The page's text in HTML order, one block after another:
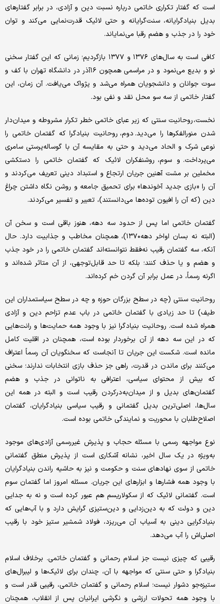
است که گفتار تکراری خاتمی درباره نسبت دین و آزادی، در برابر گفتارهای
بدیل بنیادگرایانه، سنت‌گرایانه و حتی لائیک قدرت‌نمایی می‌کند و توان
خود را در جذب و هضم رقبا می‌نمایاند.
کافی است به سال‌های ۱۳۷۶ و ۱۳۷۷ بازگردیم؛ زمانی که این گفتار سخنی
نو و بدیع می‌نمود و در مراسمی همچون ۱۶آذر در دانشگاه تهران با کف و
سوت جوانان و دانشجویان همراه می‌شد و پژواک می‌یافت. آن زمان، این
گفتار خاتمی از سه سو محل نقد و نفی بود.
نخست، روحانیت سنتی که زیر عبای خاتمی خطر تکرار مشروطه و میدان‌دار
شدن منورالفکرها را می‌دید. دوم، روحانیت بنیادگرا که گفتمان خاتمی را
نوعی شرک و الحاد می‌دید و حتی به مقایسه آن با گوساله‌پرستی سامری
می‌پرداخت. و سوم، روشنفکران لائیک که گفتمان خاتمی را دستکشی
مخملین بر مشت آهنین جریان ارتجاع و استبداد دینی تعریف می‌کردند و
آن را «بازی جدید آخوندها» برای تحمیق جامعه و روشن نگاه داشتن چراغ
دین (که آن را افیون توده‌ها می‌دانستند)، تعبیر و تفسیر می‌کردند.
گفتمان خاتمی اما پس از حدود سه دهه، هنوز باقی است و سخن آن
(البته نه بسان اواخر دهه۱۳۷۰)، همچنان مخاطب و جذابیت دارد. حال
آنکه، سه گفتمان رقیب نه‌‌فقط نتوانسته‌اند گفتمان خاتمی را در خود جذب
و هضم و یا حذف کنند؛ بلکه تا حد قابل‌توجهی، از آن متاثر شده‌اند و
اگرنه رسماً، در عمل برابر آن گردن خم کرده‌اند.
روحانیت سنتی (چه در سطح بزرگان حوزه و چه در سطح سیاستمداران این
طیف) تا حد زیادی با گفتمان خاتمی در باب عدم تزاحم دین و آزادی
همراه شده‌ است. روحانیت بنیادگرا نیز با وجود همه حمایت‌ها و رانت‌هایی
که در این سه دهه از آن برخوردار بوده است، همچنان در اقلیت کامل
مانده است. شکست این جریان تا آنجاست که سخنگویان آن رسماً اعتراف
می‌کنند برای ماندن در قدرت، راهی جز حذف بازی انتخابات ندارند؛ سخنی
که بیش از محتوای سیاسی، اعترافی به ناتوانی در جذب و هضم
گفتمان‌های بدیل و از میدان‌به‌درکردن رقیب است و البته در همه این
سال‌ها، اصلی‌ترین بدیل گفتمانی و رقیب سیاسی بنیادگرایان، گفتمان
اصلاح‌طلبان با محوریت و نمایندگی خاتمی بوده است.
نوع مواجهه رسمی با مسئله حجاب و پذیرش غیررسمی آزادی‌های موجود
به‌ویژه در یک سال اخیر، نشانه آشکاری است از پذیرش منطق گفتمانی
خاتمی از سوی نهادهای سنت و حکومت و نیز به حاشیه راندن بنیادگرایان
با وجود همه فشارها و ابزارهای این جریان. مسئله امروز اما گفتمان سوم
است. گفتمانی لائیک که از سکولاریسم هم عبور کرده است و نه به جدایی
دین و دولت که به دین‌زدایی و دین‌ستیزی گرایش دارد و با آب‌هایی که
بنیادگرایی دینی به آسیاب آن می‌ریزد، فولاد شمشیر ستیز خود با رقیب
اصلی‌اش را آب می‌دهد.
رقیبی که چیزی نیست جز اسلام رحمانی و گفتمان خاتمی. برخلاف اسلام
بنیادگرا و حتی سنتی که مواجهه با آن، چندان برای لائیک‌ها و‌ لیبرال‌های
ستیزه‌جو دشوار نیست؛ اسلام رحمانی و‌ گفتمان خاتمی، رقیبی قدر است و
با وجود همه تحولات ارزشی و نگرشی ایرانیان پس از انقلاب، همچنان